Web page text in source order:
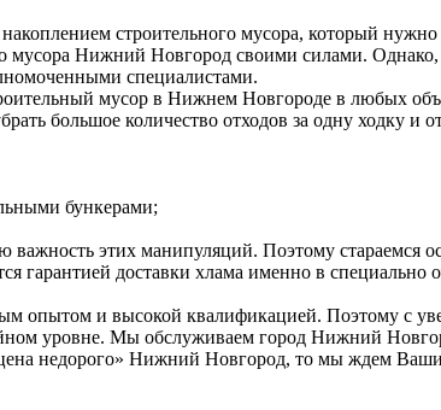
строительного мусора, который
мусора Нижний Новгород своими силами.
специалистами.
мусор в Нижнем Новгороде в любых
большое количество отходов за одну ходку и
бункерами;
этих манипуляций. Поэтому
гарантией доставки хлама именно в
опытом и высокой квалификацией. Поэтому с
уровне. Мы обслуживаем город Нижний
недорого» Нижний Новгород, то мы ждем